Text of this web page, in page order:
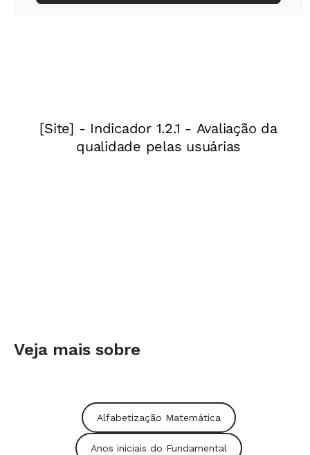
Veja mais sobre
Alfabetização Matemática
Anos iniciais do Fundamental